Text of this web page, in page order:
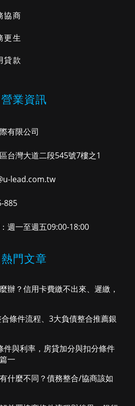
協商
更生
貸款
營業資訊
有限公司
台灣大道二段545號7樓之1
lead.com.tw
885
週一至週五09:00-18:00
熱門文章
辦？信用卡費繳不出來、遲繳，
合條件流程、3大負債整合推薦銀
件與利率，房貸加分與扣分條件
一
什麼不同？債務整合/協商該如